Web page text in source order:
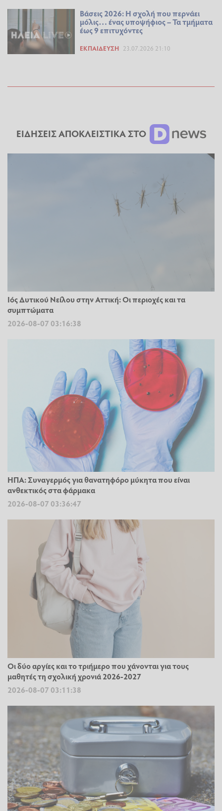
Βάσεις 2026: Η σχολή που περνάει
μόλις… ένας υποψήφιος – Τα τμήματα
έως 9 επιτυχόντες
ΕΚΠΑΊΔΕΥΣΗ 23.07.2026 21:10
ΕΙΔΗΣΕΙΣ ΑΠΟΚΛΕΙΣΤΙΚΑ ΣΤΟ
Ιός Δυτικού Νείλου στην Αττική: Οι περιοχές και τα
συμπτώματα
2026-08-07 03:16:38
ΗΠΑ: Συναγερμός για θανατηφόρο μύκητα που είναι
ανθεκτικός στα φάρμακα
2026-08-07 03:36:47
Οι δύο αργίες και το τριήμερο που χάνονται για τους
μαθητές τη σχολική χρονιά 2026-2027
2026-08-07 03:11:38